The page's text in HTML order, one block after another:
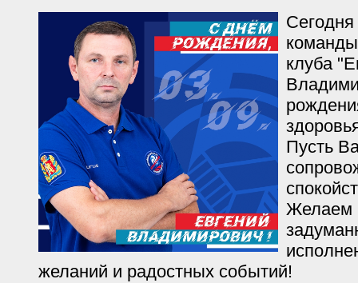
клуба
Пусть
Желаем
желаний и радостных событий!